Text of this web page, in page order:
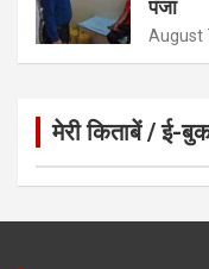
पंजा
August
मेरी किताबें / ई-